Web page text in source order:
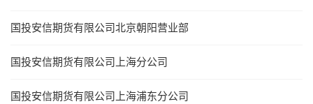
国投安信期货有限公司北京朝阳营业部
国投安信期货有限公司上海分公司
国投安信期货有限公司上海浦东分公司